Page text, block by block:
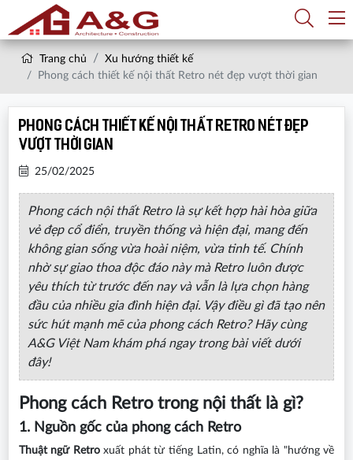
Trang chủ
Xu hướng thiết kế
Phong cách thiết kế nội thất Retro nét đẹp vượt thời gian
Phong cách thiết kế nội thất Retro nét đẹp
vượt thời gian
25/02/2025
Phong cách nội thất Retro là sự kết hợp hài hòa giữa
vẻ đẹp cổ điển, truyền thống và hiện đại, mang đến
không gian sống vừa hoài niệm, vừa tinh tế. Chính
nhờ sự giao thoa độc đáo này mà Retro luôn được
yêu thích từ trước đến nay và vẫn là lựa chọn hàng
đầu của nhiều gia đình hiện đại. Vậy điều gì đã tạo nên
sức hút mạnh mẽ của phong cách Retro? Hãy cùng
A&G Việt Nam khám phá ngay trong bài viết dưới
đây!
Phong cách Retro trong nội thất là gì?
1. Nguồn gốc của phong cách Retro
Thuật ngữ Retroxuất phát từ tiếng Latin, có nghĩa là "hướng về